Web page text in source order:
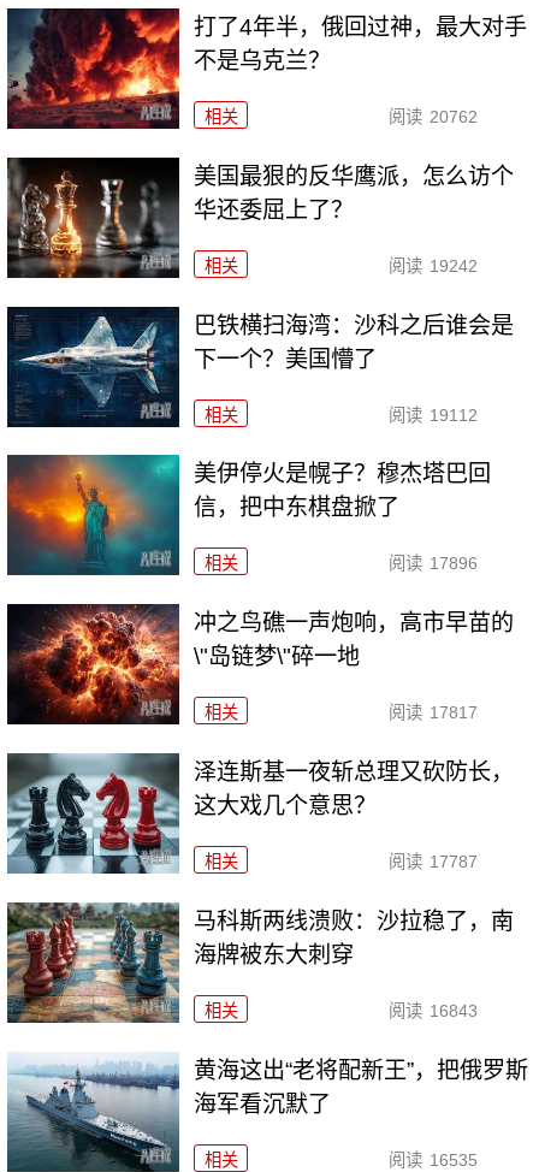
打了4年半，俄回过神，最大对手
不是乌克兰？
相关 阅读 20762
美国最狠的反华鹰派，怎么访个
华还委屈上了？
相关 阅读 19242
巴铁横扫海湾：沙科之后谁会是
下一个？美国懵了
相关 阅读 19112
美伊停火是幌子？穆杰塔巴回
信，把中东棋盘掀了
相关 阅读 17896
冲之鸟礁一声炮响，高市早苗的
\"岛链梦\"碎一地
相关 阅读 17817
泽连斯基一夜斩总理又砍防长，
这大戏几个意思？
相关 阅读 17787
马科斯两线溃败：沙拉稳了，南
海牌被东大刺穿
相关 阅读 16843
黄海这出“老将配新王”，把俄罗斯
海军看沉默了
相关 阅读 16535